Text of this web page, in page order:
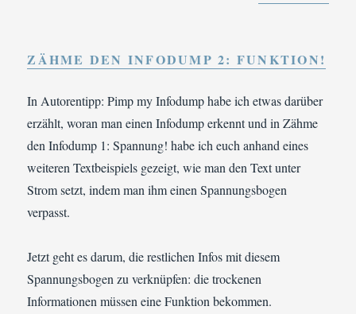
ZÄHME DEN INFODUMP 2: FUNKTION!
In Autorentipp: Pimp my Infodump habe ich etwas darüber
erzählt, woran man einen Infodump erkennt und in Zähme
den Infodump 1: Spannung! habe ich euch anhand eines
weiteren Textbeispiels gezeigt, wie man den Text unter
Strom setzt, indem man ihm einen Spannungsbogen
verpasst.
Jetzt geht es darum, die restlichen Infos mit diesem
Spannungsbogen zu verknüpfen: die trockenen
Informationen müssen eine Funktion bekommen.